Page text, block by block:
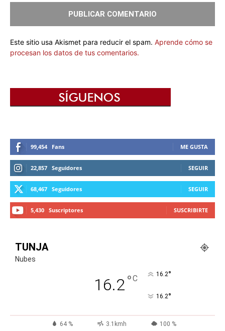
Este sitio usa Akismet para reducir el spam. Aprende cómo se
procesan los datos de tus comentarios.
99,454 Fans ME GUSTA
22,857 Seguidores SEGUIR
68,467 Seguidores SEGUIR
5,430 Suscriptores SUSCRIBIRTE
TUNJA
Nubes
16.2°C 16.2°
16.2°
64 % 3.1kmh 100 %